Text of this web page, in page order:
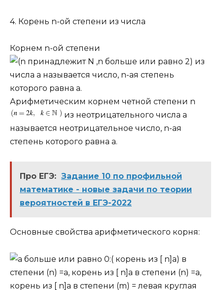
4. Корень n-ой степени из числа
Корнем n-ой степени
из
числа a называется число, n-ая степень
которого равна a.
Арифметическим корнем четной степени n
из неотрицательного числа a
называется неотрицательное число, n-ая
степень которого равна a.
Про ЕГЭ: Задание 10 по профильной
математике - новые задачи по теории
вероятностей в ЕГЭ-2022
Основные свойства арифметического корня: